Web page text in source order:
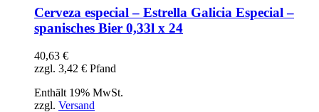
spanisches
Bier
Menge
Cerveza especial – Estrella Galicia Especial –
spanisches Bier 0,33l x 24
40,63 €
zzgl. 3,42 € Pfand
Enthält 19% MwSt.
zzgl. Versand